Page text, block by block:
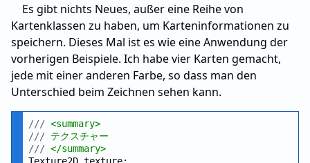
Es gibt nichts Neues, außer eine Reihe von
Kartenklassen zu haben, um Karteninformationen zu
speichern. Dieses Mal ist es wie eine Anwendung der
vorherigen Beispiele. Ich habe vier Karten gemacht,
jede mit einer anderen Farbe, so dass man den
Unterschied beim Zeichnen sehen kann.
/// <summary>
/// テクスチャー
/// </summary>
Texture2D texture;